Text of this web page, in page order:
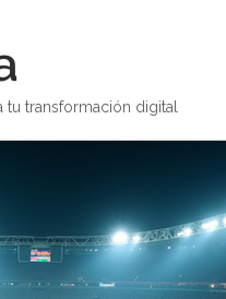
tu transformación digital